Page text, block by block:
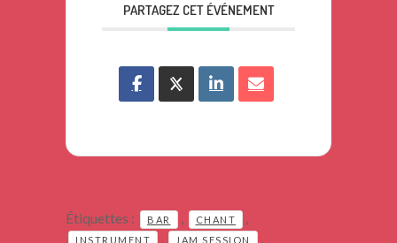
PARTAGEZ CET ÉVÉNEMENT
Étiquettes : BAR , CHANT ,
INSTRUMENT , JAM SESSION ,